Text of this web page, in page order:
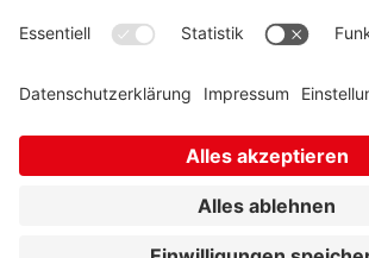
Unternehmensführung
Sozialrecht